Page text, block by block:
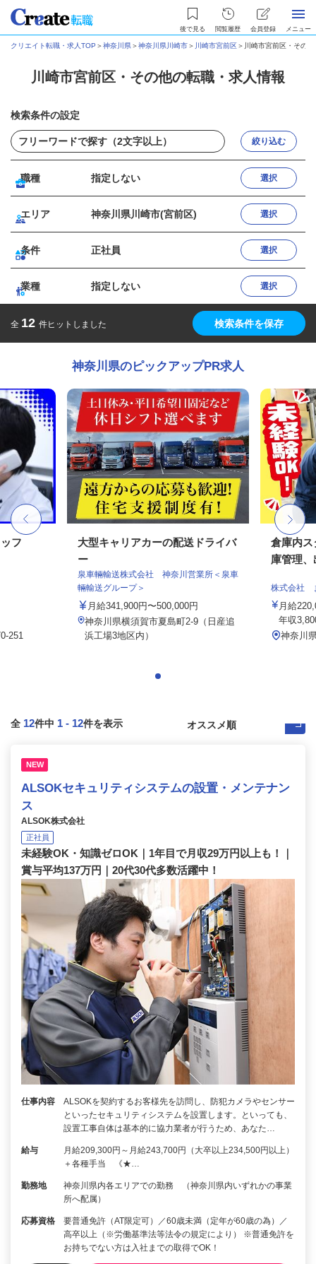
後で見る 閲覧履歴 会員登録 メニュー
クリエイト転職・求人TOP ＞神奈川県＞神奈川県川崎市＞ 川崎市宮前区＞ 川崎市宮前区・その
川崎市宮前区・その他の転職・求人情報
検索条件の設定
絞り込む
職種 指定しない 選択
エリア 神奈川県川崎市(宮前区) 選択
条件 正社員 選択
業種 指定しない 選択
全 12 件ヒットしました 検索条件を保存
神奈川県のピックアップPR求人
フ
251
大型キャリアカーの配送ドライバ
ー
泉車輛輸送株式会社 神奈川営業所＜泉車
輛輸送グループ＞
月給341,900円〜500,000円
神奈川県横須賀市夏島町2-9（日産追
浜工場3地区内）
倉庫内ス
庫管理
株式会社
月給
年収
神奈川
全 12件中 1 - 12件を表示
NEW
ALSOKセキュリティシステムの設置・メンテナン
ス
ALSOK株式会社
正社員
未経験OK・知識ゼロOK｜1年目で月収29万円以上も！｜
賞与平均137万円｜20代30代多数活躍中！
仕事内容
ALSOKを契約するお客様先を訪問し、防犯カメラやセンサー
といったセキュリティシステムを設置します。といっても、
設置工事自体は基本的に協力業者が行うため、あなた…
給与
月給209,300円～月給243,700円（大卒以上234,500円以上）
＋各種手当 《★…
勤務地
神奈川県内各エリアでの勤務 （神奈川県内いずれかの事業
所へ配属）
応募資格
要普通免許（AT限定可）／60歳未満（定年が60歳の為）／
高卒以上（※労働基準法等法令の規定により） ※普通免許を
お持ちでない方は入社までの取得でOK！